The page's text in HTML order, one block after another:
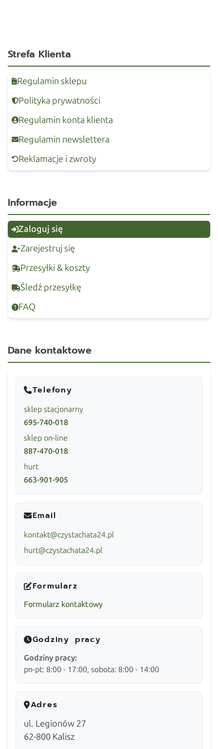
Strefa Klienta
Regulamin sklepu
Polityka prywatności
Regulamin konta klienta
Regulamin newslettera
Reklamacje i zwroty
Informacje
Zaloguj się
Zarejestruj się
Przesyłki & koszty
Śledź przesyłkę
FAQ
Dane kontaktowe
Telefony
sklep stacjonarny
695-740-018
sklep on-line
887-470-018
hurt
663-901-905
Email
kontakt@czystachata24.pl
hurt@czystachata24.pl
Formularz
Formularz kontaktowy
Godziny pracy
Godziny pracy:
pn-pt: 8:00 - 17:00, sobota: 8:00 - 14:00
Adres
ul. Legionów 27
62-800 Kalisz